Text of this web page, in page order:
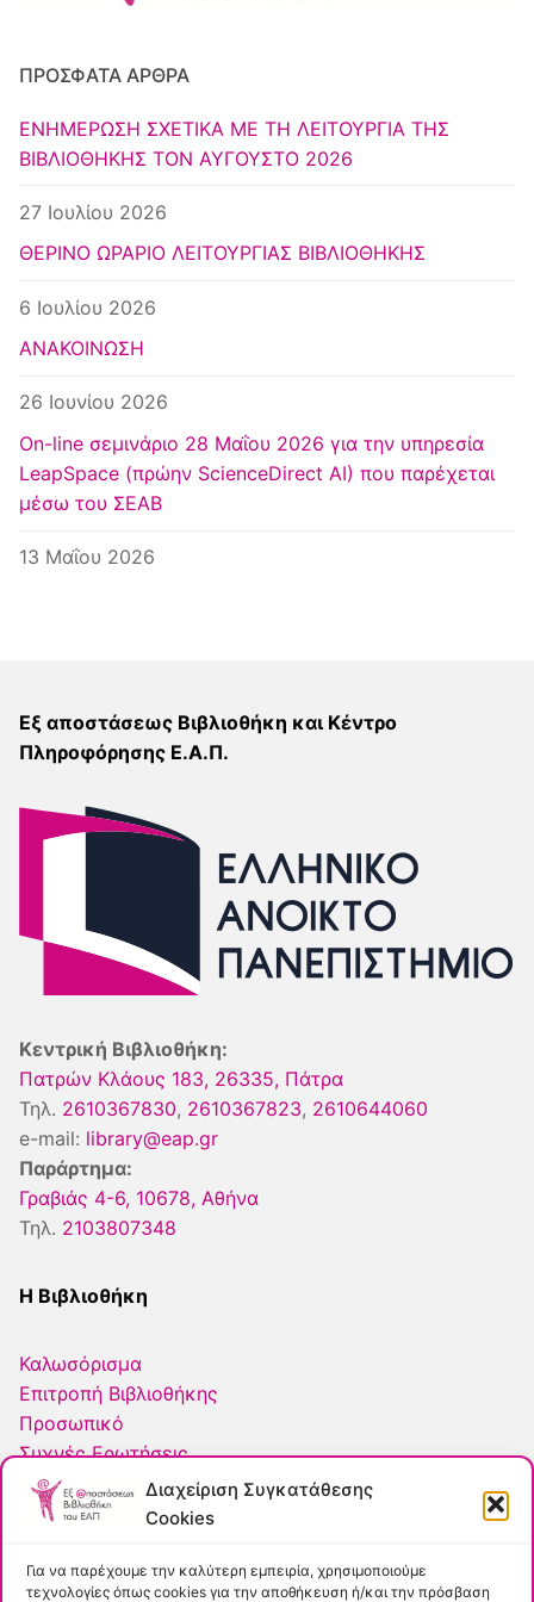
Διαχείριση Συγκατάθεσης
Cookies
Για να παρέχουμε την καλύτερη εμπειρία, χρησιμοποιούμε
τεχνολογίες όπως cookies για την αποθήκευση ή/και την πρόσβαση
ΠΡΌΣΦΑΤΑ ΆΡΘΡΑ
ΕΝΗΜΕΡΩΣΗ ΣΧΕΤΙΚΑ ΜΕ ΤΗ ΛΕΙΤΟΥΡΓΙΑ ΤΗΣ
ΒΙΒΛΙΟΘΗΚΗΣ ΤΟΝ ΑΥΓΟΥΣΤΟ 2026
27 Ιουλίου 2026
ΘΕΡΙΝΟ ΩΡΑΡΙΟ ΛΕΙΤΟΥΡΓΙΑΣ ΒΙΒΛΙΟΘΗΚΗΣ
6 Ιουλίου 2026
ΑΝΑΚΟΙΝΩΣΗ
26 Ιουνίου 2026
Οn-line σεμινάριο 28 Μαΐου 2026 για την υπηρεσία
LeapSpace (πρώην ScienceDirect AI) που παρέχεται
μέσω του ΣΕΑΒ
13 Μαΐου 2026
Εξ αποστάσεως Βιβλιοθήκη και Κέντρο
Πληροφόρησης Ε.Α.Π.
Κεντρική Βιβλιοθήκη:
Πατρών Κλάους 183, 26335, Πάτρα
Τηλ. 2610367830, 2610367823, 2610644060
e-mail: library@eap.gr
Παράρτημα:
Γραβιάς 4-6, 10678, Αθήνα
Τηλ. 2103807348
Η Βιβλιοθήκη
Καλωσόρισμα
Επιτροπή Βιβλιοθήκης
Προσωπικό
Συχνές Ερωτήσεις
ΕΛΟΤ
Πολιτική Cookies
Εύκολη Πρόσβαση